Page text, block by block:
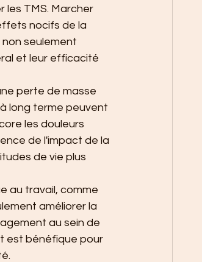
les TMS. Marcher
nocifs de la
seulement
et leur efficacité
perte de masse
long terme peuvent
les douleurs
de l'impact de la
de vie plus
au travail, comme
améliorer la
au sein de
est bénéfique pour